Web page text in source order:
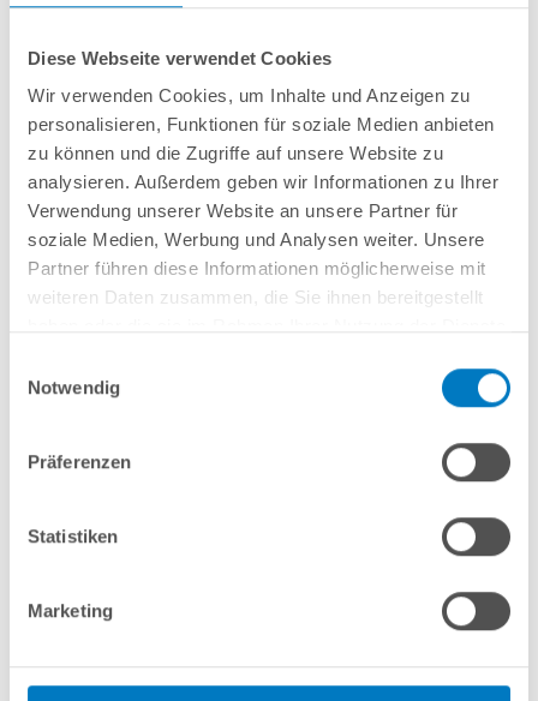
Diese Webseite verwendet Cookies
Wir verwenden Cookies, um Inhalte und Anzeigen zu
personalisieren, Funktionen für soziale Medien anbieten
zu können und die Zugriffe auf unsere Website zu
analysieren. Außerdem geben wir Informationen zu Ihrer
Verwendung unserer Website an unsere Partner für
soziale Medien, Werbung und Analysen weiter. Unsere
Partner führen diese Informationen möglicherweise mit
weiteren Daten zusammen, die Sie ihnen bereitgestellt
Notwendig
Präferenzen
Statistiken
Marketing
aufkommen, wenn dieser Wertverlust auf einen zur Prüfung der
nicht notwendigen Umgang mit ihnen zurückzuführen ist.
III. Muster-Widerrufsformular
(Wenn Sie den Vertrag widerrufen wollen, dann füllen Sie bitte dieses
Formular aus und senden Sie es per E-Mail, Fax oder auf normalem
Postweg zurück.)
An PoolSana GmbH & Co. KG, Vershofenstraße
10, 90431 Nürnberg, Telefax-Nummer: 0911 30 30
Hiermit widerrufe(n) ich / wir (*) den von mir / uns
folgenden Dienstleistung (*)